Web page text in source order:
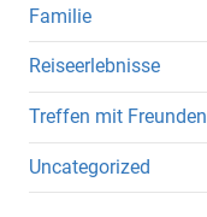
Familie
Reiseerlebnisse
Treffen mit Freunden
Uncategorized